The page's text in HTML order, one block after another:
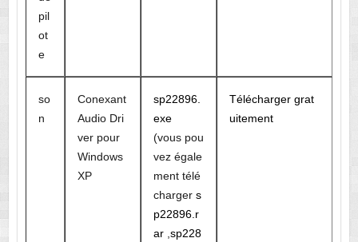
pil
ot
e
so
n
Conexant
Audio Dri
ver pour
Windows
XP
sp22896.
exe
(vous pou
vez égale
ment télé
charger s
p22896.r
ar, sp228
Télécharger grat
uitement